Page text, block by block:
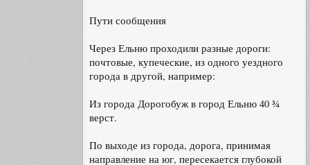
Пути сообщения
Через Ельню проходили разные дороги:
почтовые, купеческие, из одного уездного
города в другой, например:
Из города Дорогобуж в город Ельню 40 ¾
верст.
По выходе из города, дорога, принимая
направление на юг, пересекается глубокой